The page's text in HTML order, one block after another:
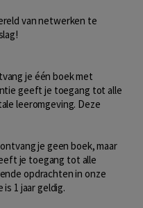
van netwerken te
je één boek met
geeft je toegang tot alle
leeromgeving. Deze
je geen boek, maar
je toegang tot alle
opdrachten in onze
1 jaar geldig.